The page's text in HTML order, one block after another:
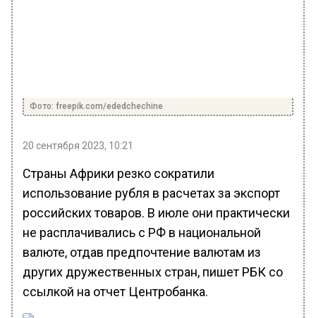
Фото: freepik.com/ededchechine
20 сентября 2023, 10:21
Страны Африки резко сократили
использование рубля в расчетах за экспорт
российских товаров. В июле они практически
не расплачивались с РФ в национальной
валюте, отдав предпочтение валютам из
других дружественных стран, пишет РБК со
ссылкой на отчет Центробанка.